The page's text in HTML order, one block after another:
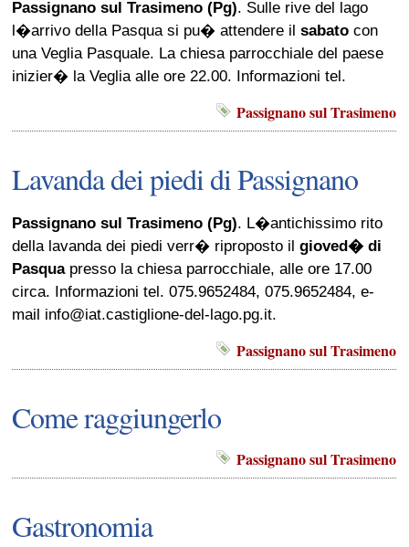
Passignano sul Trasimeno (Pg). Sulle rive del lago
l�arrivo della Pasqua si pu� attendere ilsabato con
una Veglia Pasquale. La chiesa parrocchiale del paese
inizier� la Veglia alle ore 22.00. Informazioni tel.
Passignano sul Trasimeno
Lavanda dei piedi di Passignano
Passignano sul Trasimeno (Pg). L�antichissimo rito
della lavanda dei piedi verr� riproposto ilgioved� di
Pasquapresso la chiesa parrocchiale, alle ore 17.00
circa. Informazioni tel. 075.9652484, 075.9652484, e-
mail info@iat.castiglione-del-lago.pg.it.
Passignano sul Trasimeno
Come raggiungerlo
Passignano sul Trasimeno
Gastronomia